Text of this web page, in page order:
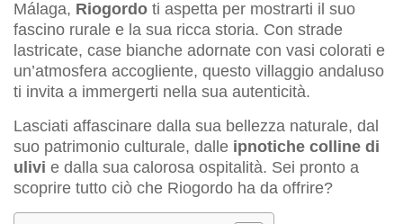
Málaga, Riogordo ti aspetta per mostrarti il suo
fascino rurale e la sua ricca storia. Con strade
lastricate, case bianche adornate con vasi colorati e
un’atmosfera accogliente, questo villaggio andaluso
ti invita a immergerti nella sua autenticità.
Lasciati affascinare dalla sua bellezza naturale, dal
suo patrimonio culturale, dalle ipnotiche colline di
ulivi e dalla sua calorosa ospitalità. Sei pronto a
scoprire tutto ciò che Riogordo ha da offrire?